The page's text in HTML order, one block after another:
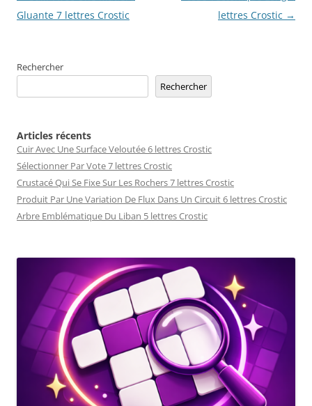
des
Gluante 7 lettres Crostic
lettres Crostic →
Rechercher
Rechercher
Articles récents
Cuir Avec Une Surface Veloutée 6 lettres Crostic
Sélectionner Par Vote 7 lettres Crostic
Crustacé Qui Se Fixe Sur Les Rochers 7 lettres Crostic
Produit Par Une Variation De Flux Dans Un Circuit 6 lettres Crostic
Arbre Emblématique Du Liban 5 lettres Crostic